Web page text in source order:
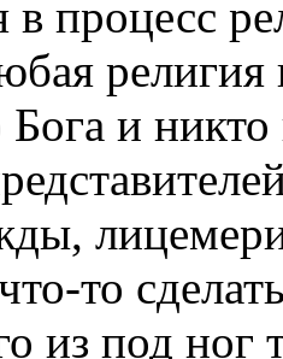
в процесс
религия
и никто
то
из под ног